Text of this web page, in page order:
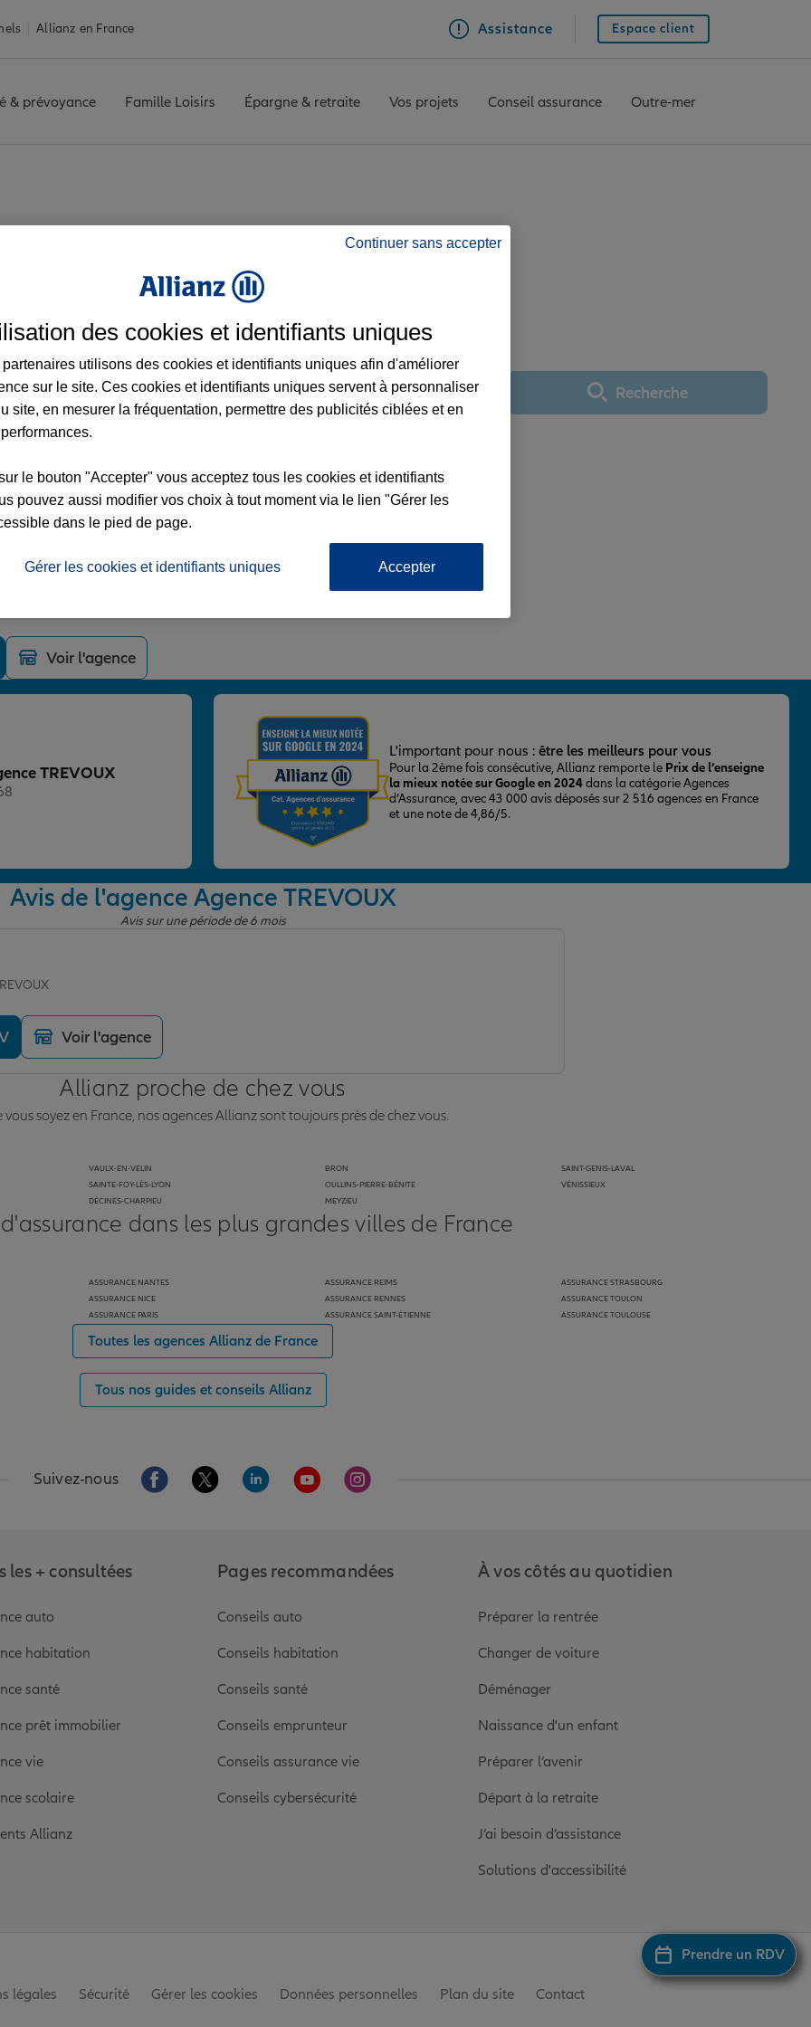
Allianz en France Assistance Espace client
& prévoyance Famille Loisirs Épargne & retraite Vos projets Conseil assurance Outre-mer
les avis de l'agence TREVOUX
Utiliser ma positionRecherche
Voir l'agence
Prendre un RDV
TREVOUX
L'important pour nous : être les meilleurs pour vous
Pour la 2ème fois consécutive, Allianz remporte le Prix de l’enseigne
la mieux notée sur Google en 2024dans la catégorie Agences
d’Assurance, avec 43 000 avis déposés sur 2 516 agences en France
et une note de 4,86/5.
Avis de l'agence Agence TREVOUX
Avis sur une période de 6 mois
Voir l'agence
Allianz proche de chez vous
vous soyez en France, nos agences Allianz sont toujours près de chez vous.
VAULX-EN-VELIN
SAINTE-FOY-LÈS-LYON
DÉCINES-CHARPIEU
BRON
OULLINS-PIERRE-BÉNITE
MEYZIEU
SAINT-GENIS-LAVAL
VÉNISSIEUX
dans les plus grandes villes de France
ASSURANCE NANTES
ASSURANCE NICE
ASSURANCE PARIS
ASSURANCE REIMS
ASSURANCE RENNES
ASSURANCE SAINT-ÉTIENNE
ASSURANCE STRASBOURG
ASSURANCE TOULON
ASSURANCE TOULOUSE
Toutes les agences Allianz de France
Tous nos guides et conseils Allianz
Suivez-nous Aller sur la page Facebook de Allianz
Aller sur la page Twitter de Allianz
Aller sur la page Linkedin de Allianz
Aller sur la page Youtube de Allianz
Aller sur la page Instagram de Allianz
les + consultées
auto
habitation
santé
prêt immobilier
vie
scolaire
Allianz
Pages recommandées
Conseils auto
Conseils habitation
Conseils santé
Conseils emprunteur
Conseils assurance vie
Conseils cybersécurité
À vos côtés au quotidien
Préparer la rentrée
Changer de voiture
Déménager
Naissance d'un enfant
Préparer l’avenir
Départ à la retraite
J’ai besoin d’assistance
Solutions d'accessibilité
légales Sécurité Gérer les cookies Données personnelles Plan du site Contact
Continuer sans accepter
des cookies et identifiants uniques
partenaires utilisons des cookies et identifiants uniques afin d'améliorer
sur le site. Ces cookies et identifiants uniques servent à personnaliser
site, en mesurer la fréquentation, permettre des publicités ciblées et en
le bouton "Accepter" vous acceptez tous les cookies et identifiants
pouvez aussi modifier vos choix à tout moment via le lien "Gérer les
dans le pied de page.
Gérer les cookies et identifiants uniques Accepter